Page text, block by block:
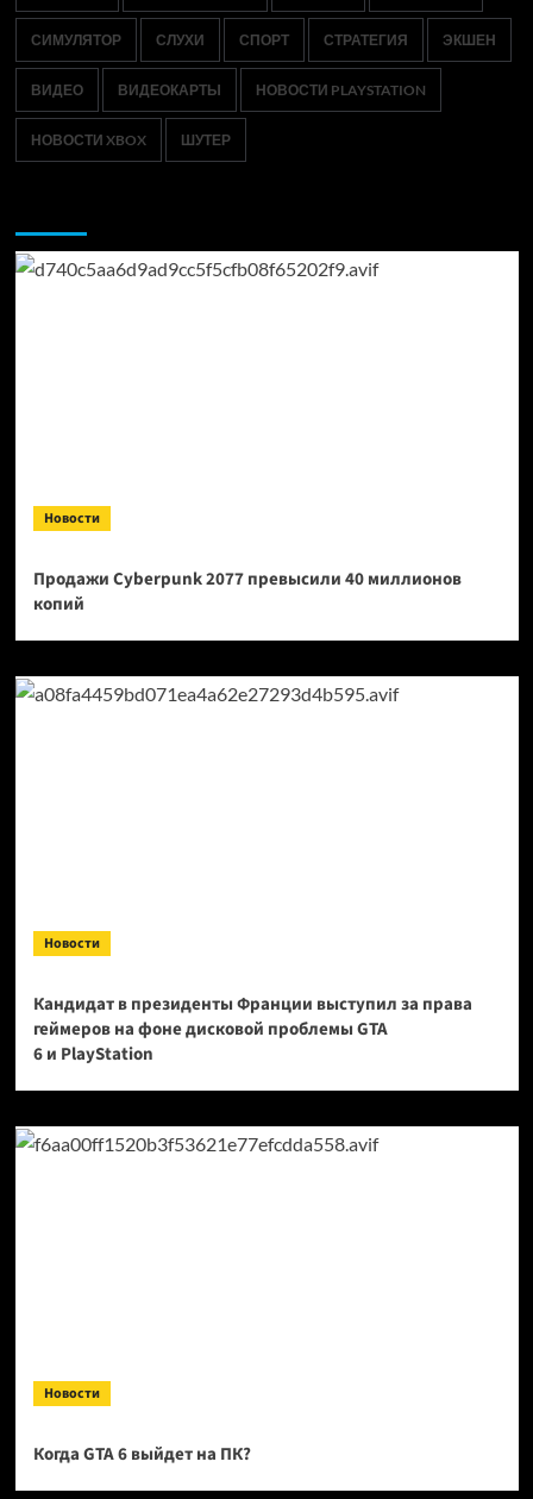
СИМУЛЯТОР СЛУХИ СПОРТ СТРАТЕГИЯ ЭКШЕН
ВИДЕО ВИДЕОКАРТЫ НОВОСТИ PLAYSTATION
НОВОСТИ XBOX ШУТЕР
Новости
Продажи Cyberpunk 2077 превысили 40 миллионов
копий
Новости
Кандидат в президенты Франции выступил за права
геймеров на фоне дисковой проблемы GTA
6 и PlayStation
Новости
Когда GTA 6 выйдет на ПК?